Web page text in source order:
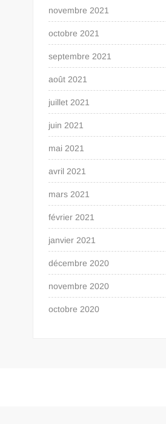
novembre 2021
octobre 2021
septembre 2021
août 2021
juillet 2021
juin 2021
mai 2021
avril 2021
mars 2021
février 2021
janvier 2021
décembre 2020
novembre 2020
octobre 2020